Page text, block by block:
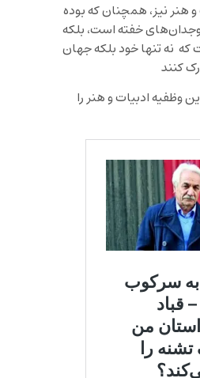
هنر نیز، همچنان که بوده
خفته است، بلکه
که نه تنها خود بلکه جهان
کنند
وظفیه ادبیات و هنر را